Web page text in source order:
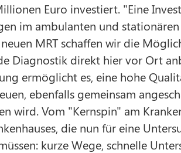
Euro investiert. "Eine
im ambulanten und
MRT schaffen wir die
Diagnostik direkt hier vor Ort
ermöglicht es, eine hohe
ebenfalls gemeinsam
wird. Vom "Kernspin" am
die nun für eine
kurze Wege, schnelle